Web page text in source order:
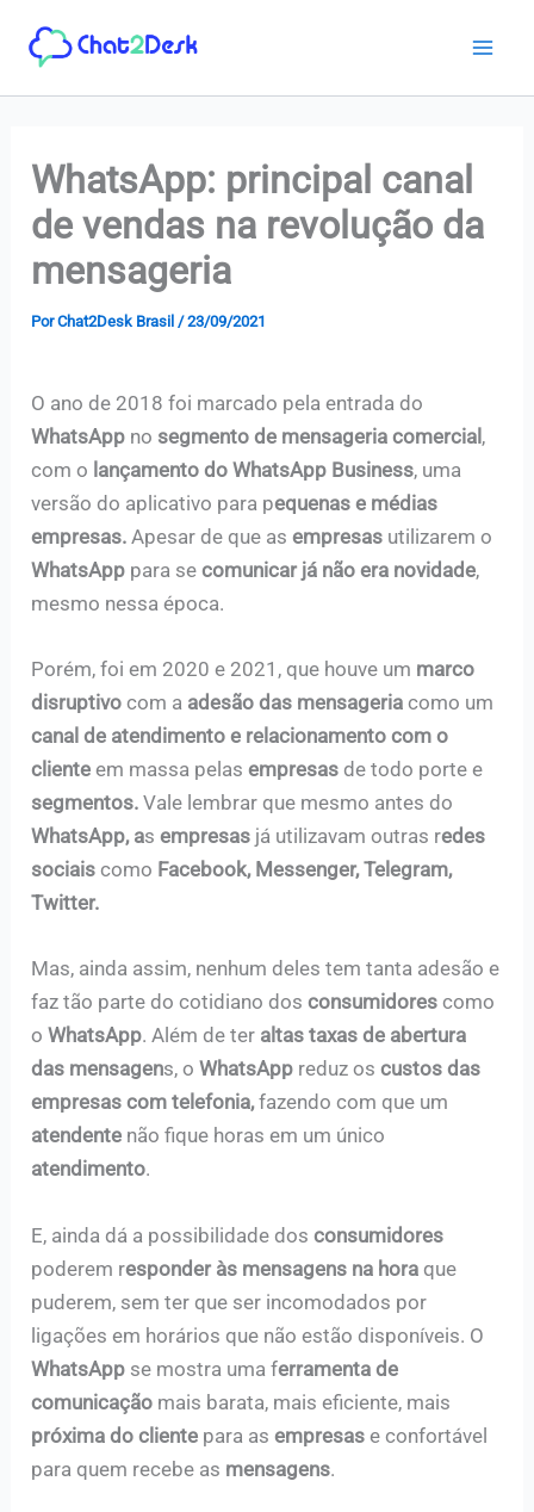
para
WhatsApp: principal canal
de vendas na revolução da
mensageria
PorChat2Desk Brasil /23/09/2021
O ano de 2018 foi marcado pela entrada do
WhatsApp no segmento de mensageria comercial,
com o lançamento do WhatsApp Business, uma
versão do aplicativo para pequenas e médias
empresas. Apesar de que asempresas utilizarem o
WhatsApp para secomunicar já não era novidade,
mesmo nessa época.
Porém, foi em 2020 e 2021, que houve um marco
disruptivo com a adesão das mensageriacomo um
canal de atendimento e relacionamento com o
cliente em massa pelasempresasde todo porte e
segmentos.Vale lembrar que mesmo antes do
WhatsApp, asempresas já utilizavam outras redes
sociais como Facebook, Messenger, Telegram,
Twitter.
Mas, ainda assim, nenhum deles tem tanta adesão e
faz tão parte do cotidiano dosconsumidorescomo
oWhatsApp. Além de ter altas taxas de abertura
das mensagens, oWhatsApp reduz oscustos das
empresas com telefonia,fazendo com que um
atendente não fique horas em um único
atendimento.
E, ainda dá a possibilidade dosconsumidores
poderem responder às mensagens na hora que
puderem, sem ter que ser incomodados por
ligações em horários que não estão disponíveis. O
WhatsApp se mostra uma ferramenta de
comunicação mais barata, mais eficiente, mais
próxima do cliente para asempresase confortável
para quem recebe as mensagens.